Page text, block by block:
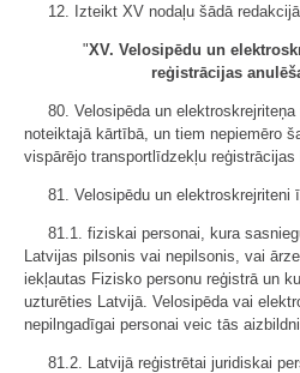
12. Izteikt XV nodaļu šādā
"XV. Velosipēdu un
reģistrācijas
80. Velosipēda un
noteiktajā kārtībā, un tiem nepiemēro
vispārējo transportlīdzekļu reģistrācijas
81. Velosipēdu un elektroskrejriteni
81.1. fiziskai personai, kura
Latvijas pilsonis vai nepilsonis, vai
iekļautas Fizisko personu reģistrā un
uzturēties Latvijā. Velosipēda vai
nepilngadīgai personai veic tās
81.2. Latvijā reģistrētai juridiskai